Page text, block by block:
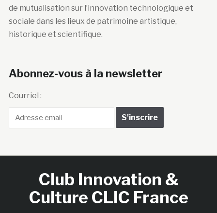
de mutualisation sur l’innovation technologique et
sociale dans les lieux de patrimoine artistique,
historique et scientifique.
Abonnez-vous à la newsletter
Courriel :
Club Innovation &
Culture CLIC France